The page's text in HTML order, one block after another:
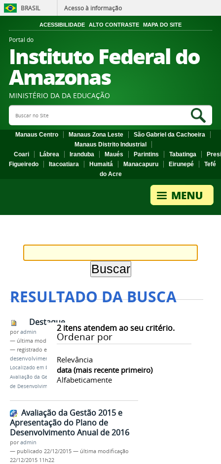
BRASIL Acesso à informação
ACESSIBILIDADE ALTO CONTRASTE MAPA DO SITE
Portal do
Instituto Federal do
Amazonas
MINISTÉRIO DA DA EDUCAÇÃO
Search Site
Manaus Centro Manaus Zona Leste
São Gabriel da Cachoeira
Manaus Distrito Industrial
Coari
Lábrea Iranduba Maués Parintins Tabatinga
Figueiredo
Itacoatiara Humaitá Manacapuru Eirunepé
Tefé
do Acre
RESULTADO DA BUSCA
2itens atendem ao seu critério.
Ordenar por
Relevância
data (mais recente primeiro)
Alfabeticamente
Destaque
poradmin
— última modificação22/12/2015 11h22
— registrado em:
desenvolvimento Anual
Localizado em PRÓ-REITORIAS /…/Notícias /
Avaliação da Gestão 2015 e Apresentação do Plano
de Desenvolvimento Anual de 2016
Avaliação da Gestão 2015 e
Apresentação do Plano de
Desenvolvimento Anual de 2016
poradmin
— publicado 22/12/2015 — última modificação
22/12/2015 11h22